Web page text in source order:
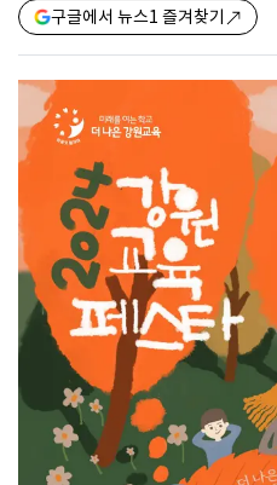
구글에서 뉴스1 즐겨찾기